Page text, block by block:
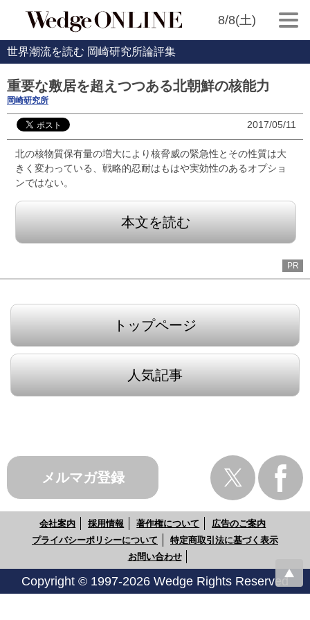
8/8(土)
世界潮流を読む 岡崎研究所論評集
重要な敷居を超えつつある北朝鮮の核能力
岡崎研究所
2017/05/11
北の核物質保有量の増大により核脅威の緊急性とその性質は大
きく変わっている、戦略的忍耐はもはや実効性のあるオプショ
ンではない。
本文を読む
PR
トップページ
人気記事
メルマガ登録
会社案内 採用情報 著作権について
広告のご案内
プライバシーポリシーについて
特定商取引法に基づく表示
お問い合わせ
Copyright © 1997-2026 Wedge Rights Reserved